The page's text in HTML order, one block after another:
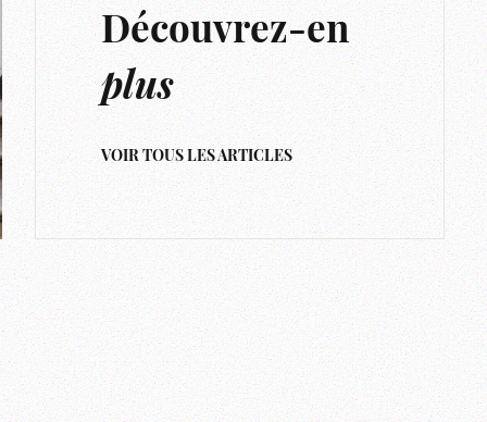
Découvrez-en
plus
VOIR TOUS LES ARTICLES